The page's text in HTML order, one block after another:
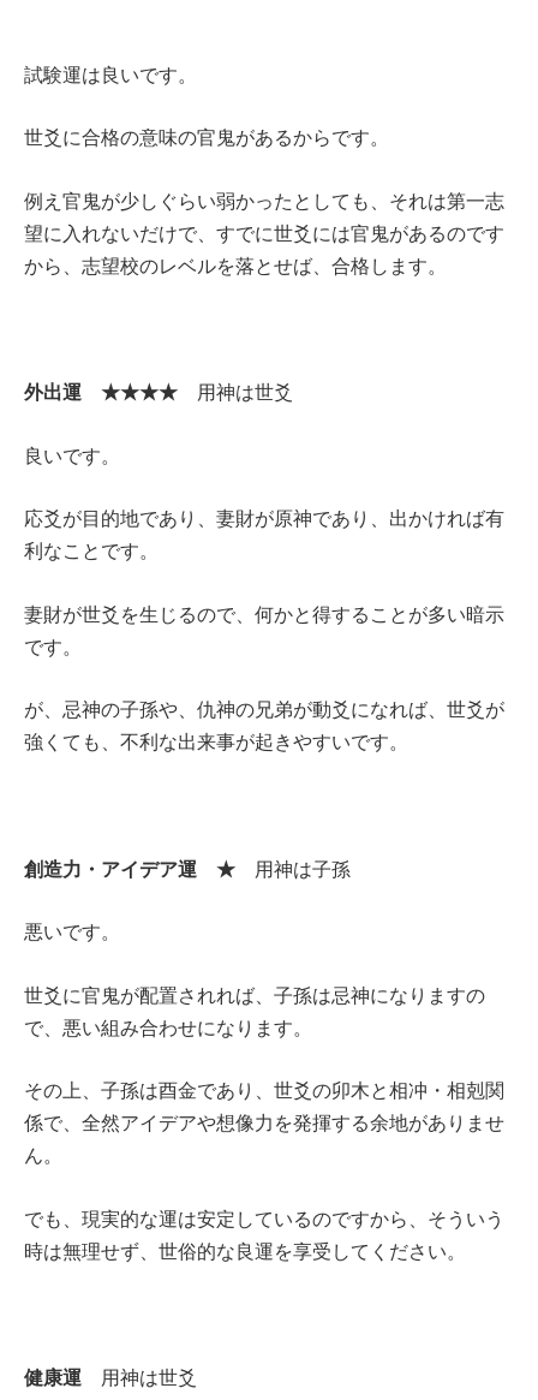
試験運は良いです。
世爻に合格の意味の官鬼があるからです。
例え官鬼が少しぐらい弱かったとしても、それは第一志
望に入れないだけで、すでに世爻には官鬼があるのです
から、志望校のレベルを落とせば、合格します。
外出運 ★★★★ 用神は世爻
良いです。
応爻が目的地であり、妻財が原神であり、出かければ有
利なことです。
妻財が世爻を生じるので、何かと得することが多い暗示
です。
が、忌神の子孫や、仇神の兄弟が動爻になれば、世爻が
強くても、不利な出来事が起きやすいです。
創造力・アイデア運 ★ 用神は子孫
悪いです。
世爻に官鬼が配置されれば、子孫は忌神になりますの
で、悪い組み合わせになります。
その上、子孫は酉金であり、世爻の卯木と相冲・相剋関
係で、全然アイデアや想像力を発揮する余地がありませ
ん。
でも、現実的な運は安定しているのですから、そういう
時は無理せず、世俗的な良運を享受してください。
健康運 用神は世爻